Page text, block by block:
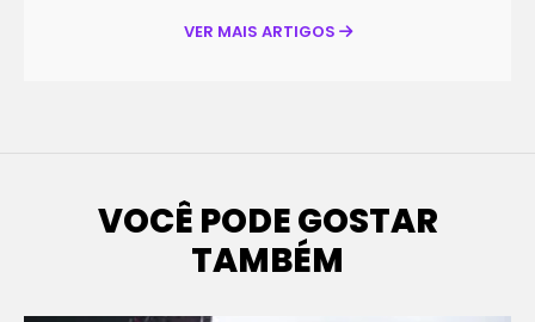
VER MAIS ARTIGOS
VOCÊ PODE GOSTAR
TAMBÉM